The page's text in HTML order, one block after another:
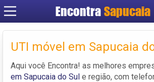
Encontra
Cadastrar
Criar conta
UTI móvel em Sapucaia
Aqui você Encontra! as melhores
em Sapucaia do Sul e região, com